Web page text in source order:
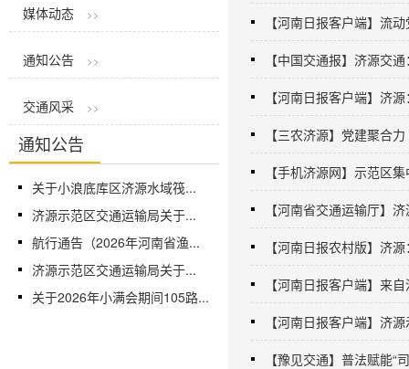
媒体动态 >>
通知公告 >>
交通风采 >>
通知公告
关于小浪底库区济源水域筏...
济源示范区交通运输局关于...
航行通告（2026年河南省渔...
济源示范区交通运输局关于...
关于2026年小满会期间105路...
【河南日报客户端】流
【中国交通报】济源交
【河南日报客户端】济
【三农济源】党建聚合
【手机济源网】示范区
【河南省交通运输厅】
【河南日报农村版】济
【河南日报客户端】来
【河南日报客户端】济
【豫见交通】普法赋能“